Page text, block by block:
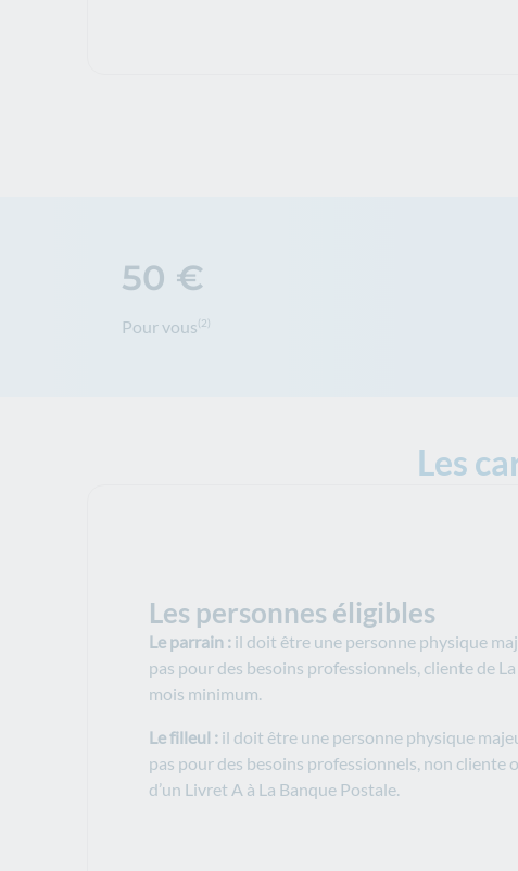
50 €
Pour vous(2)
Les
Les personnes éligibles
Le parrain : il doit être une personne physique
pas pour des besoins professionnels, cliente de
mois minimum.
Le filleul : il doit être une personne physique
pas pour des besoins professionnels, non cliente
d’un Livret A à La Banque Postale.